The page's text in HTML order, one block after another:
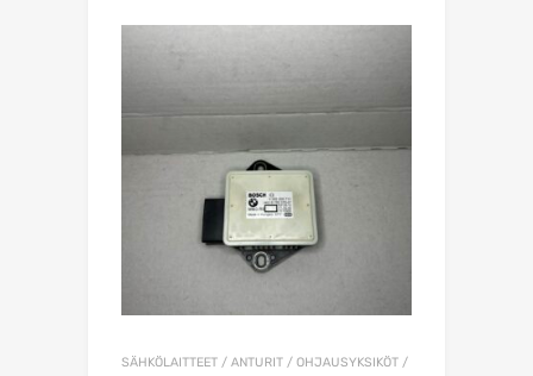
SÄHKÖLAITTEET / ANTURIT / OHJAUSYKSIKÖT /